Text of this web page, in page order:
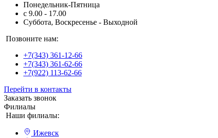
Понедельник-Пятница
с 9.00 - 17.00
Суббота, Воскресенье - Выходной
Позвоните нам:
+7(343) 361-12-66
+7(343) 361-62-66
+7(922) 113-62-66
Перейти в контакты
Заказать звонок
Филиалы
Наши филиалы:
Ижевск